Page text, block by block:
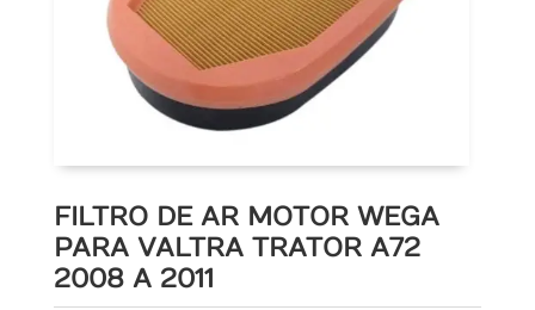
FILTRO DE AR MOTOR WEGA
PARA VALTRA TRATOR A72
2008 A 2011